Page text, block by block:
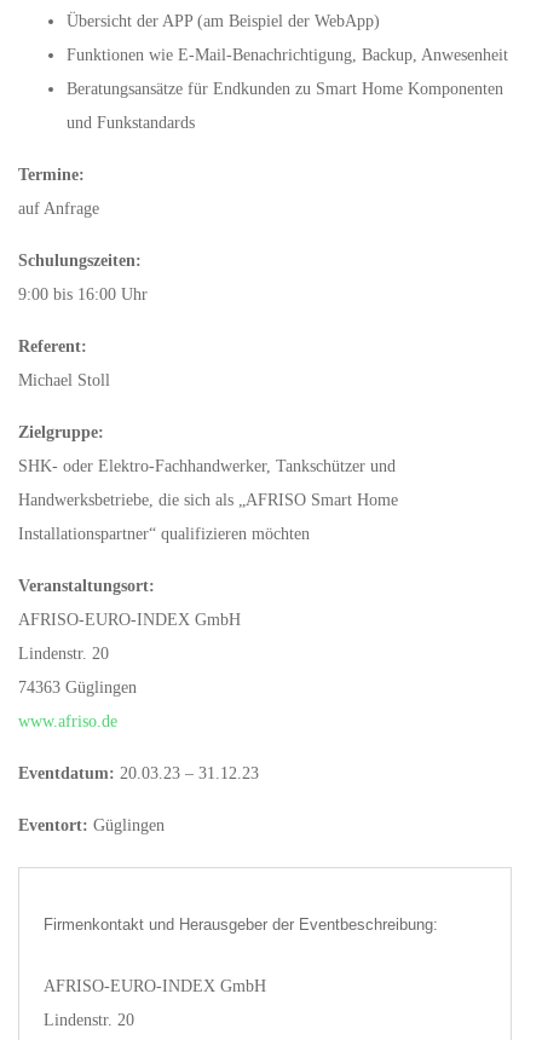
Übersicht der APP (am Beispiel der WebApp)
Funktionen wie E-Mail-Benachrichtigung, Backup, Anwesenheit
Beratungsansätze für Endkunden zu Smart Home Komponenten
und Funkstandards
Termine:
auf Anfrage
Schulungszeiten:
9:00 bis 16:00 Uhr
Referent:
Michael Stoll
Zielgruppe:
SHK- oder Elektro-Fachhandwerker, Tankschützer und
Handwerksbetriebe, die sich als „AFRISO Smart Home
Installationspartner“ qualifizieren möchten
Veranstaltungsort:
AFRISO-EURO-INDEX GmbH
Lindenstr. 20
74363 Güglingen
www.afriso.de
Eventdatum: 20.03.23 – 31.12.23
Eventort: Güglingen
Firmenkontakt und Herausgeber der Eventbeschreibung:
AFRISO-EURO-INDEX GmbH
Lindenstr. 20